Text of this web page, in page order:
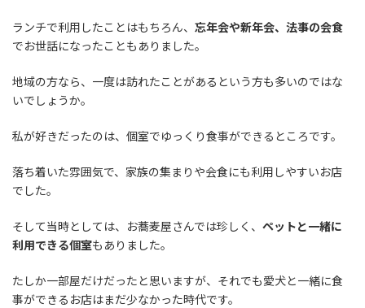
ランチで利用したことはもちろん、 忘年会や新年会、法事の会食
でお世話になったこともありました。
地域の方なら、一度は訪れたことがあるという方も多いのではな
いでしょうか。
私が好きだったのは、個室でゆっくり食事ができるところです。
落ち着いた雰囲気で、家族の集まりや会食にも利用しやすいお店
でした。
そして当時としては、お蕎麦屋さんでは珍しく、 ペットと一緒に
利用できる個室もありました。
たしか一部屋だけだったと思いますが、それでも愛犬と一緒に食
事ができるお店はまだ少なかった時代です。